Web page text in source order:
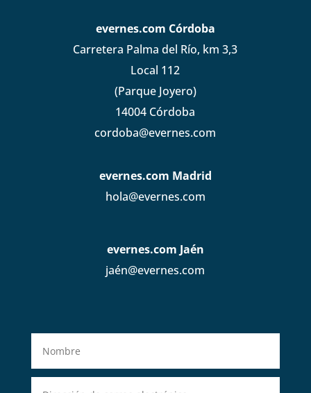
evernes.com Córdoba
Carretera Palma del Río, km 3,3
Local 112
(Parque Joyero)
14004 Córdoba
cordoba@evernes.com
evernes.com Madrid
hola@evernes.com
evernes.com Jaén
jaén@evernes.com